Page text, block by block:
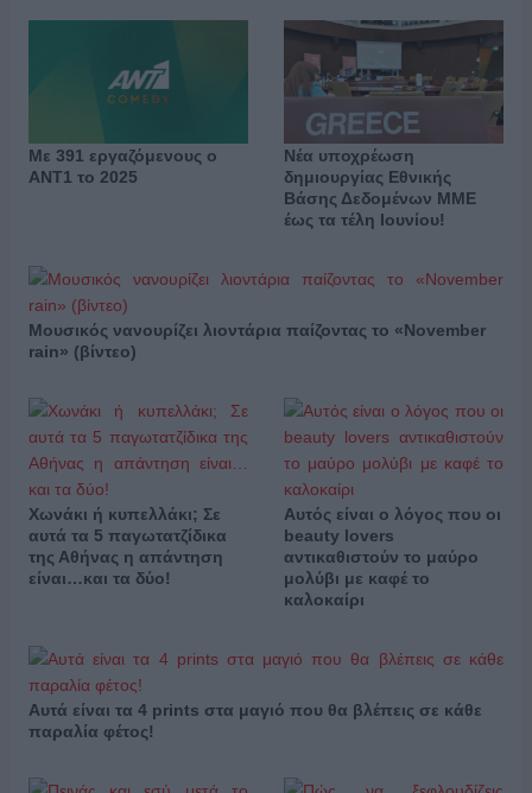
Με 391 εργαζόμενους ο
ΑΝΤ1 το 2025
Νέα υποχρέωση
δημιουργίας Εθνικής
Βάσης Δεδομένων ΜΜΕ
έως τα τέλη Ιουνίου!
Μουσικός νανουρίζει λιοντάρια παίζοντας το «November
rain» (βίντεο)
Χωνάκι ή κυπελλάκι; Σε
αυτά τα 5 παγωτατζίδικα
της Αθήνας η απάντηση
είναι…και τα δύο!
Αυτός είναι ο λόγος που οι
beauty lovers
αντικαθιστούν το μαύρο
μολύβι με καφέ το
καλοκαίρι
Αυτά είναι τα 4 prints στα μαγιό που θα βλέπεις σε κάθε
παραλία φέτος!